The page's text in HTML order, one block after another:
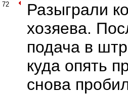
72
Разыграли
хозяева.
подача в
куда опять
снова